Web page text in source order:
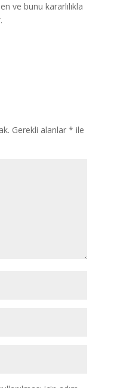
ve bunu kararlılıkla
Gerekli alanlar * ile